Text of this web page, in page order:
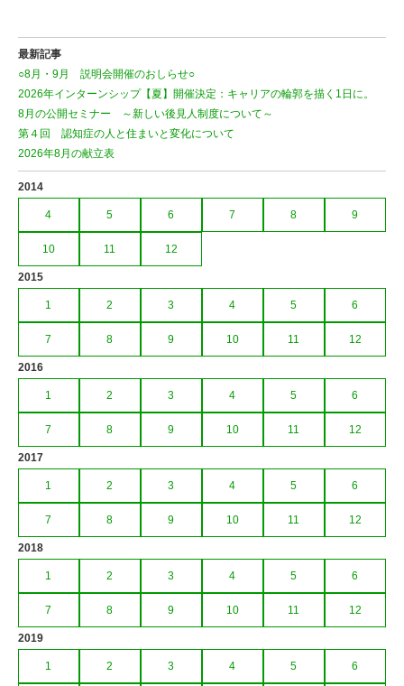
最新記事
○8月・9月 説明会開催のおしらせ○
2026年インターンシップ【夏】開催決定：キャリアの輪郭を描く1日に。
8月の公開セミナー ～新しい後見人制度について～
第４回 認知症の人と住まいと変化について
2026年8月の献立表
2014
4 5 6 7 8 9
10 11 12
2015
1 2 3 4 5 6
7 8 9 10 11 12
2016
1 2 3 4 5 6
7 8 9 10 11 12
2017
1 2 3 4 5 6
7 8 9 10 11 12
2018
1 2 3 4 5 6
7 8 9 10 11 12
2019
1 2 3 4 5 6